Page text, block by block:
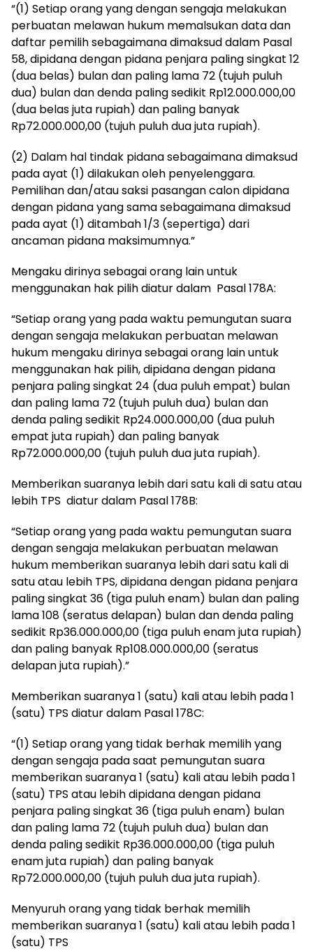
“(1) Setiap orang yang dengan sengaja melakukan
perbuatan melawan hukum memalsukan data dan
daftar pemilih sebagaimana dimaksud dalam Pasal
58, dipidana dengan pidana penjara paling singkat 12
(dua belas) bulan dan paling lama 72 (tujuh puluh
dua) bulan dan denda paling sedikit Rp12.000.000,00
(dua belas juta rupiah) dan paling banyak
Rp72.000.000,00 (tujuh puluh dua juta rupiah).
(2) Dalam hal tindak pidana sebagaimana dimaksud
pada ayat (1) dilakukan oleh penyelenggara.
Pemilihan dan/atau saksi pasangan calon dipidana
dengan pidana yang sama sebagaimana dimaksud
pada ayat (1) ditambah 1/3 (sepertiga) dari
ancaman pidana maksimumnya.”
Mengaku dirinya sebagai orang lain untuk
menggunakan hak pilih diatur dalam Pasal 178A:
“Setiap orang yang pada waktu pemungutan suara
dengan sengaja melakukan perbuatan melawan
hukum mengaku dirinya sebagai orang lain untuk
menggunakan hak pilih, dipidana dengan pidana
penjara paling singkat 24 (dua puluh empat) bulan
dan paling lama 72 (tujuh puluh dua) bulan dan
denda paling sedikit Rp24.000.000,00 (dua puluh
empat juta rupiah) dan paling banyak
Rp72.000.000,00 (tujuh puluh dua juta rupiah).
Memberikan suaranya lebih dari satu kali di satu atau
lebih TPS diatur dalam Pasal 178B:
“Setiap orang yang pada waktu pemungutan suara
dengan sengaja melakukan perbuatan melawan
hukum memberikan suaranya lebih dari satu kali di
satu atau lebih TPS, dipidana dengan pidana penjara
paling singkat 36 (tiga puluh enam) bulan dan paling
lama 108 (seratus delapan) bulan dan denda paling
sedikit Rp36.000.000,00 (tiga puluh enam juta rupiah)
dan paling banyak Rp108.000.000,00 (seratus
delapan juta rupiah).”
Memberikan suaranya 1 (satu) kali atau lebih pada 1
(satu) TPS diatur dalam Pasal 178C:
“(1) Setiap orang yang tidak berhak memilih yang
dengan sengaja pada saat pemungutan suara
memberikan suaranya 1 (satu) kali atau lebih pada 1
(satu) TPS atau lebih dipidana dengan pidana
penjara paling singkat 36 (tiga puluh enam) bulan
dan paling lama 72 (tujuh puluh dua) bulan dan
denda paling sedikit Rp36.000.000,00 (tiga puluh
enam juta rupiah) dan paling banyak
Rp72.000.000,00 (tujuh puluh dua juta rupiah).
Menyuruh orang yang tidak berhak memilih
memberikan suaranya 1 (satu) kali atau lebih pada 1
(satu) TPS